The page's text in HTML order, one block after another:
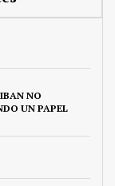
NO
UN PAPEL